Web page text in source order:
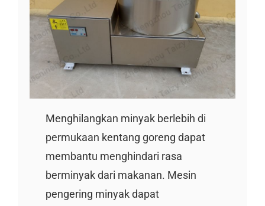
Menghilangkan minyak berlebih di
permukaan kentang goreng dapat
membantu menghindari rasa
berminyak dari makanan. Mesin
pengering minyak dapat